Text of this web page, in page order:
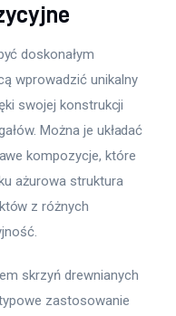
doskonałym
wprowadzić unikalny
swojej konstrukcji
Można je układać
kompozycje, które
ażurowa struktura
z różnych
skrzyń drewnianych
zastosowanie